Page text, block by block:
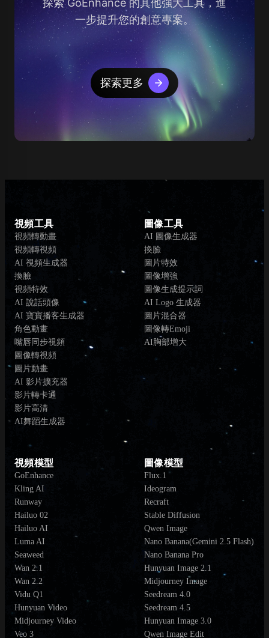
一步提升您的創意專案。
探索更多
視頻工具
視頻轉動畫
視頻轉視頻
AI 視頻生成器
換臉
視頻特效
AI 說話頭像
AI 寶寶播客生成器
角色動畫
嘴唇同步視頻
圖像轉視頻
圖片動畫
AI 影片擴充器
影片轉卡通
影片高清
AI舞蹈生成器
圖像工具
AI 圖像生成器
換臉
圖片特效
圖像增強
圖像生成提示詞
AI Logo 生成器
圖片混合器
圖像轉Emoji
AI胸部增大
視頻模型
GoEnhance
Kling AI
Runway
Hailuo 02
Hailuo AI
Luma AI
Seaweed
Wan 2.1
Wan 2.2
Vidu Q1
Hunyuan Video
Midjourney Video
Veo 3
圖像模型
Flux.1
Ideogram
Recraft
Stable Diffusion
Qwen Image
Nano Banana(Gemini 2.5 Flash)
Nano Banana Pro
Hunyuan Image 2.1
Midjourney Image
Seedream 4.0
Seedream 4.5
Hunyuan Image 3.0
Qwen Image Edit